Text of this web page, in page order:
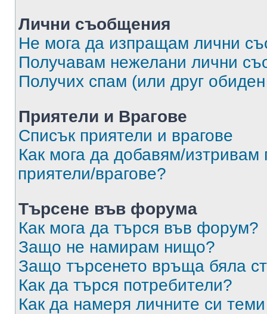
Лични съобщения
Не мога да изпращам лични
Получавам нежелани лични
Получих спам (или друг
Приятели и Врагове
Списък приятели и врагове
Как мога да добавям/изтривам
приятели/врагове?
Търсене във форума
Как мога да търся във форум?
Защо не намирам нищо?
Защо търсенето връща бяла
Как да търся потребители?
Как да намеря личните си